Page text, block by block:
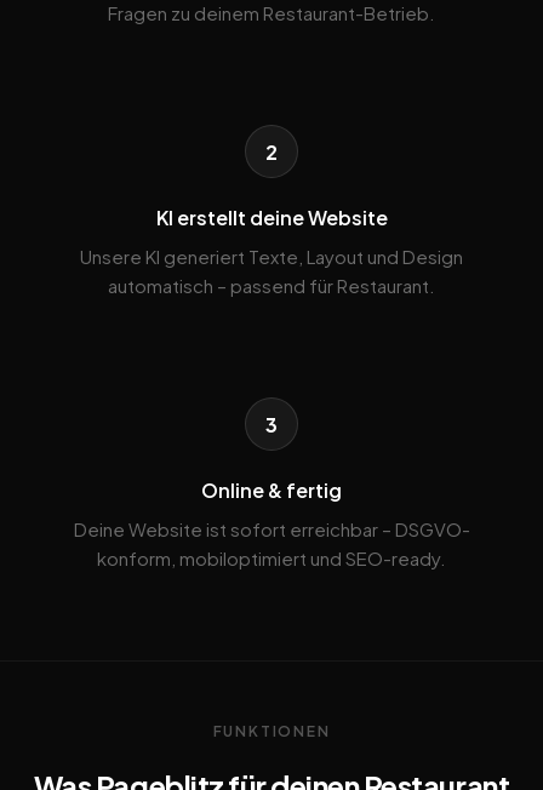
Fragen zu deinem Restaurant-Betrieb.
2
KI erstellt deine Website
Unsere KI generiert Texte, Layout und Design
automatisch – passend für Restaurant.
3
Online & fertig
Deine Website ist sofort erreichbar – DSGVO-
konform, mobiloptimiert und SEO-ready.
FUNKTIONEN